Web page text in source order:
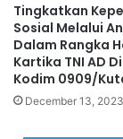
Tingkatkan
Sosial Melalui
Dalam Rangka
Kartika TNI AD
Kodim 0909/
December 13, 2023